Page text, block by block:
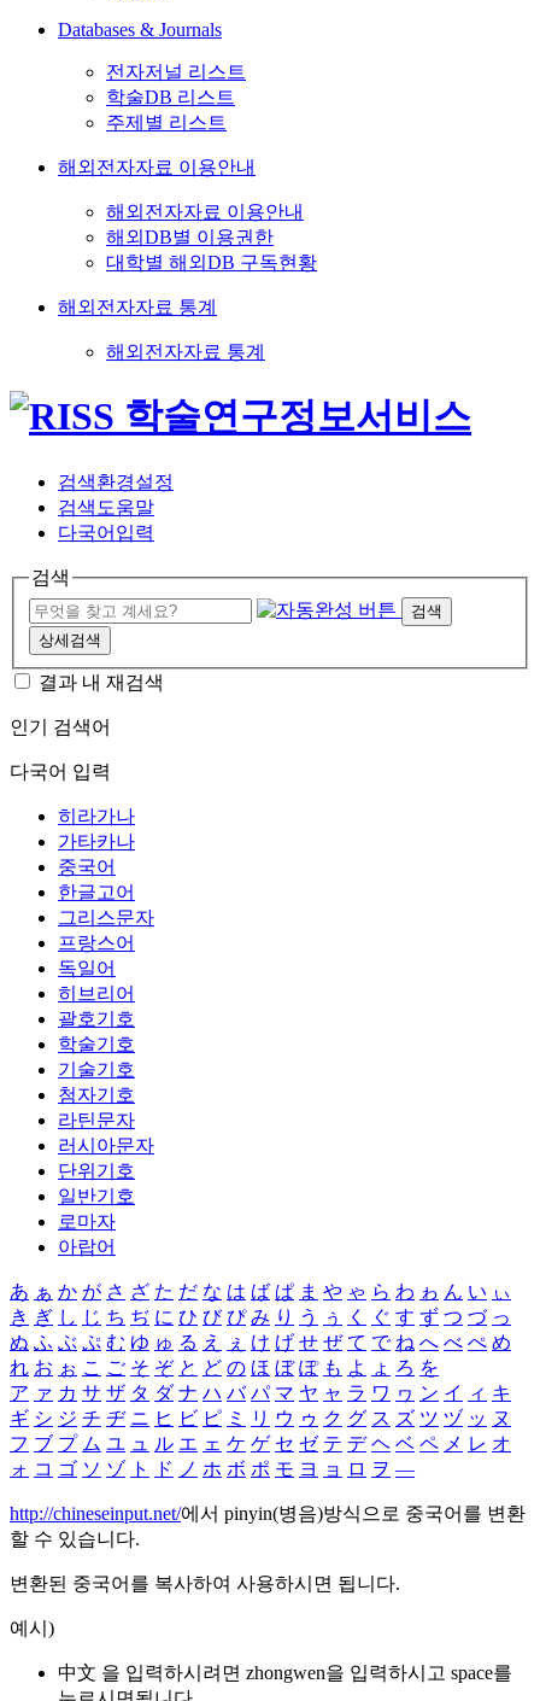
Databases & Journals
전자저널 리스트
학술DB 리스트
주제별 리스트
해외전자자료 이용안내
해외전자자료 이용안내
해외DB별 이용권한
대학별 해외DB 구독현황
해외전자자료 통계
해외전자자료 통계
검색환경설정
검색도움말
다국어입력
검색
검색
상세검색
결과 내 재검색
인기 검색어
다국어 입력
히라가나
가타카나
중국어
한글고어
그리스문자
프랑스어
독일어
히브리어
괄호기호
학술기호
기술기호
첨자기호
라틴문자
러시아문자
단위기호
일반기호
로마자
아랍어
あ ぁ か が さ ざ た だ な は ば ぱ ま や ゃ ら わ ゎ ん い ぃ
き ぎ し じ ち ぢ に ひ び ぴ み り う ぅ く ぐ す ず つ づ っ
ぬ ふ ぶ ぷ む ゆ ゅ る え ぇ け げ せ ぜ て で ね へ べ ぺ め
れ お ぉ こ ご そ ぞ と ど の ほ ぼ ぽ も よ ょ ろ を
ア ァ カ サ ザ タ ダ ナ ハ バ パ マ ヤ ャ ラ ワ ヮ ン イ ィ キ
ギ シ ジ チ ヂ ニ ヒ ビ ピ ミ リ ウ ゥ ク グ ス ズ ツ ヅ ッ ヌ
フ ブ プ ム ユ ュ ル エ ェ ケ ゲ セ ゼ テ デ ヘ ベ ペ メ レ オ
ォ コ ゴ ソ ゾ ト ド ノ ホ ボ ポ モ ヨ ョ ロ ヲ ―
http://chineseinput.net/에서 pinyin(병음)방식으로 중국어를 변환
할 수 있습니다.
변환된 중국어를 복사하여 사용하시면 됩니다.
예시)
中文 을 입력하시려면 zhongwen을 입력하시고 space를